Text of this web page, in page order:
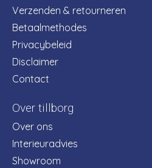
Verzenden & retourneren
Betaalmethodes
Privacybeleid
Disclaimer
Contact
Over tillborg
Over ons
Interieuradvies
Showroom